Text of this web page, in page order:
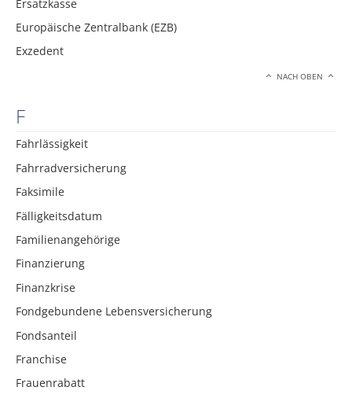
Ersatzkasse
Europäische Zentralbank (EZB)
Exzedent
NACH OBEN
F
Fahrlässigkeit
Fahrradversicherung
Faksimile
Fälligkeitsdatum
Familienangehörige
Finanzierung
Finanzkrise
Fondgebundene Lebensversicherung
Fondsanteil
Franchise
Frauenrabatt